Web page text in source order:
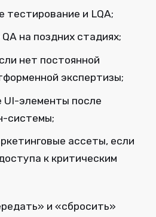
тестирование и LQA;
на поздних стадиях;
нет постоянной
экспертизы;
UI-элементы после
системы;
ассеты, если
к критическим
и «сбросить»